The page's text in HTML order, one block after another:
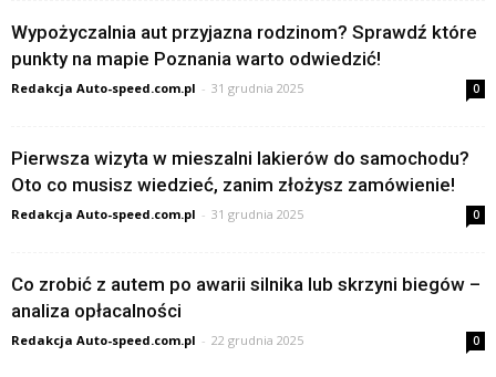
Wypożyczalnia aut przyjazna rodzinom? Sprawdź które
punkty na mapie Poznania warto odwiedzić!
Redakcja Auto-speed.com.pl - 31 grudnia 2025 0
Pierwsza wizyta w mieszalni lakierów do samochodu?
Oto co musisz wiedzieć, zanim złożysz zamówienie!
Redakcja Auto-speed.com.pl - 31 grudnia 2025 0
Co zrobić z autem po awarii silnika lub skrzyni biegów –
analiza opłacalności
Redakcja Auto-speed.com.pl - 22 grudnia 2025 0